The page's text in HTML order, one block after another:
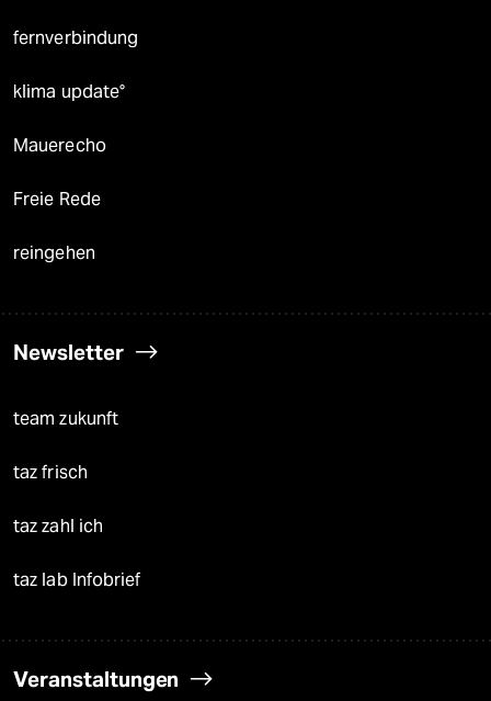
fernverbindung
klima update°
Mauerecho
Freie Rede
reingehen
Newsletter
team zukunft
taz frisch
taz zahl ich
taz lab Infobrief
Veranstaltungen